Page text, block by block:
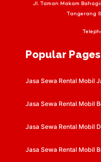
Jl. Taman Makam
Tangerang
Popular Pages
Jasa Sewa Rental Mobil
Jasa Sewa Rental Mobil
Jasa Sewa Rental Mobil
Jasa Sewa Rental Mobil